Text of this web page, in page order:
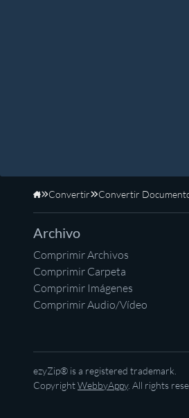
Inicio
Convertir Convertir
Archivo
Comprimir Archivos
Comprimir Carpeta
Comprimir Imágenes
Comprimir Audio/Vídeo
ezyZip® is a registered trademark.
CopyrightWebbyAppy. All rights